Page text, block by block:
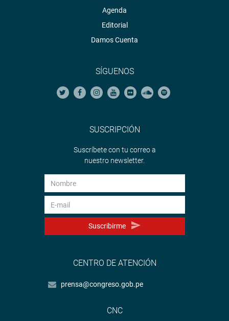
Agenda
Editorial
Damos Cuenta
SÍGUENOS
SUSCRIPCIÓN
Suscríbete con tu correo a
nuestro newsletter.
Suscribirme
CENTRO DE ATENCIÓN
prensa@congreso.gob.pe
CNC